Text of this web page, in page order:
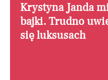
Krystyna Janda
bajki. Trudno
się luksusach